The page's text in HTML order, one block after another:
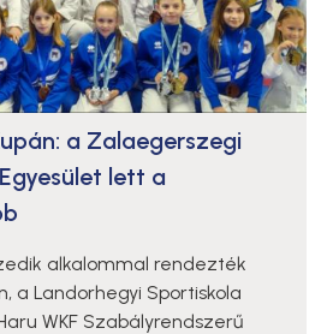
a Zalaegerszegi
lett a
alkalommal rendezték
a Landorhegyi Sportiskola
WKF Szabályrendszerű